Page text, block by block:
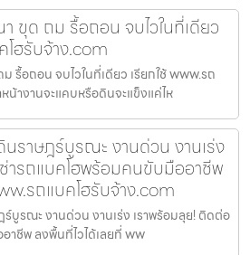
ขุด ถม รื้อถอน จบไวในที่เดียว
โฮรับจ้าง.com
อถอน จบไวในที่เดียว เรียกใช้ www.รถ
น้างานจะแคบหรือดินจะแข็งแค่ไห
ราษฎร์บูรณะ งานด่วน งานเร่ง
ารถแบคโฮพร้อมคนขับมืออาชีพ
รถแบคโฮรับจ้าง.com
บูรณะ งานด่วน งานเร่ง เราพร้อมลุย! ติดต่อ
าชีพ ลงพื้นที่ไวได้เลยที่ ww